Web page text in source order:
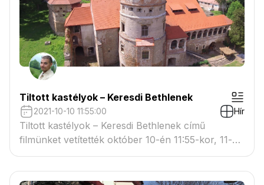
Tiltott kastélyok – Keresdi Bethlenek
2021-10-10 11:55:00 Hír
Tiltott kastélyok – Keresdi Bethlenek című
filmünket vetítették október 10-én 11:55-kor, 11-én
4:00-kor a Duna Worldön.